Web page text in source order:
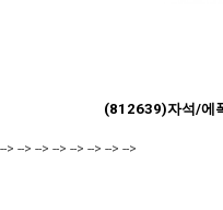
(812639)자석/에
--> --> --> --> --> --> --> -->